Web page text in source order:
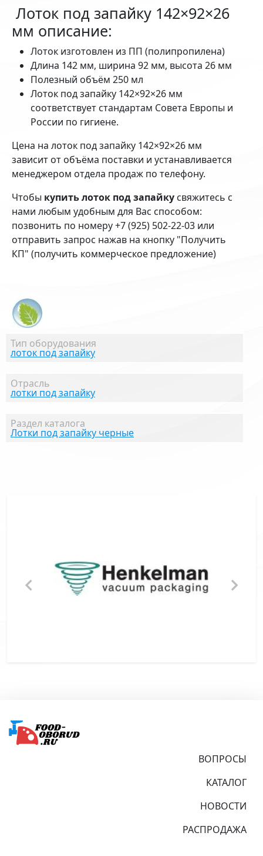
Тип оборудования
лоток под запайку
Отрасль
лотки под запайку
Раздел каталога
Лотки под запайку черные
Лоток под запайку 142×92×26
мм описание:
Лоток изготовлен из ПП (полипропилена)
Длина 142 мм, ширина 92 мм, высота 26 мм
Полезный объём 250 мл
Лоток под запайку 142×92×26 мм
соответствует стандартам Совета Европы и
России по гигиене.
Цена на лоток под запайку 142×92×26 мм
зависит от объёма поставки и устанавливается
менеджером отдела продаж по телефону.
Чтобы купить лоток под запайку свяжитесь с
нами любым удобным для Вас способом:
позвонить по номеру +7 (925) 502-22-03 или
отправить запрос нажав на кнопку "Получить
КП" (получить коммерческое предложение)
ВОПРОСЫ
КАТАЛОГ
НОВОСТИ
РАСПРОДАЖА